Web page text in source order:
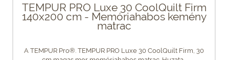
TEMPUR PRO Luxe 30 CoolQuilt Firm
140x200 cm - Memóriahabos kemény
matrac
A TEMPUR Pro®. TEMPUR PRO Luxe 30 CoolQuilt Firm, 30